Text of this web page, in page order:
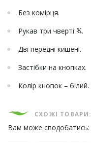
Без комірця.
Рукав три чверті ¾.
Дві передні кишені.
Застібки на кнопках.
Колір кнопок – білий.
СХОЖІ ТОВАРИ:
Вам може сподобатись: